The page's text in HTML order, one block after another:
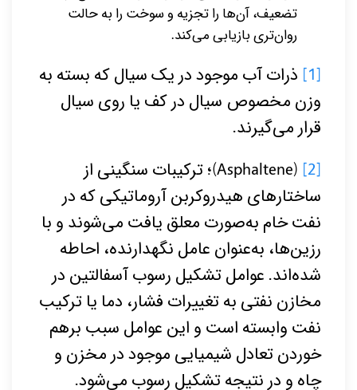
تضعیف، آن‌‌ها را تجزیه و سوخت را به حالت
روان‌تری بازیابی می‌کند.
[1]
ذرات آب موجود در یک سیال که بسته به
وزن مخصوص سیال در کف یا روی سیال
قرار می‌گیرند.
[2]
(Asphaltene)؛ ترکیبات سنگینی از
ساختارهای هیدروکربن آروماتیکی که در
نفت خام به‌صورت معلق یافت می‌شوند و با
رزین‌ها، به‌عنوان عامل نگهدارنده، احاطه
شده‌‌اند. عوامل تشکیل رسوب آسفالتین در
مخازن نفتی به تغییرات فشار، دما یا ترکیب
نفت وابسته است و این عوامل سبب برهم
خوردن تعادل شیمیایی موجود در مخزن و
چاه و در نتیجه تشکیل رسوب می‌شود.